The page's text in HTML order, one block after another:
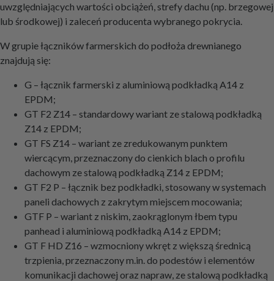
uwzględniających wartości obciążeń, strefy dachu (np. brzegowej
lub środkowej) i zaleceń producenta wybranego pokrycia.
W grupie łączników farmerskich do podłoża drewnianego
znajdują się:
G – łącznik farmerski z aluminiową podkładką A14 z
EPDM;
GT F2 Z14 – standardowy wariant ze stalową podkładką
Z14 z EPDM;
GT FS Z14 – wariant ze zredukowanym punktem
wiercącym, przeznaczony do cienkich blach o profilu
dachowym ze stalową podkładką Z14 z EPDM;
GT F2 P – łącznik bez podkładki, stosowany w systemach
paneli dachowych z zakrytym miejscem mocowania;
GTF P – wariant z niskim, zaokrąglonym łbem typu
panhead i aluminiową podkładką A14 z EPDM;
GT F HD Z16 – wzmocniony wkręt z większą średnicą
trzpienia, przeznaczony m.in. do podestów i elementów
komunikacji dachowej oraz napraw, ze stalową podkładką